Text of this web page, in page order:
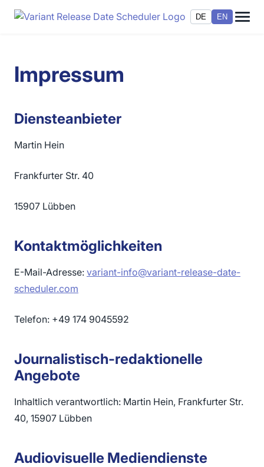
DE EN
Impressum
Diensteanbieter
Martin Hein
Frankfurter Str. 40
15907 Lübben
Kontaktmöglichkeiten
E-Mail-Adresse: variant-info@variant-release-date-
scheduler.com
Telefon: +49 174 9045592
Journalistisch-redaktionelle
Angebote
Inhaltlich verantwortlich: Martin Hein, Frankfurter Str.
40, 15907 Lübben
Audiovisuelle Mediendienste